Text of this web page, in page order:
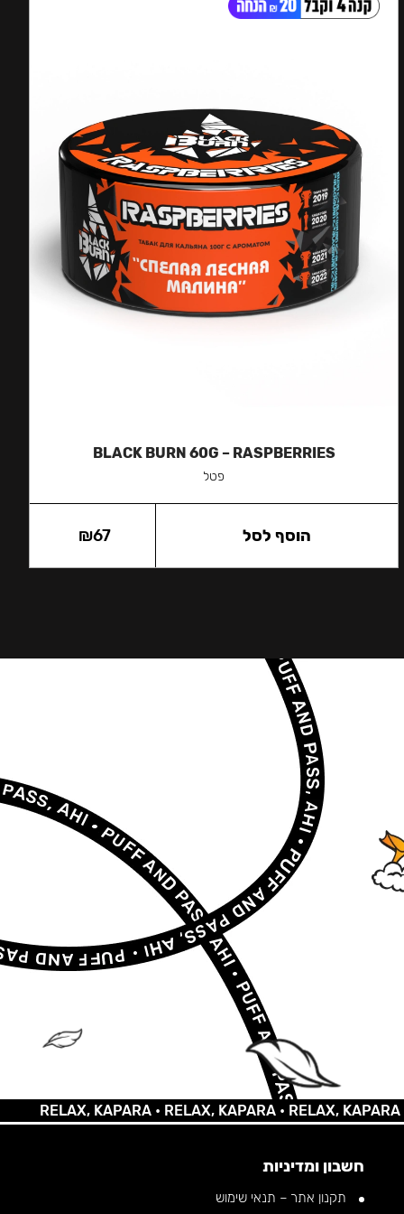
BLACK BURN 60G – RASPBERRIES
פטל
₪67 הוסף לסל
RELAX, KAPARA •RELAX, KAPARA •RELAX, KAPARA •
חשבון ומדיניות
תקנון אתר – תנאי שימוש